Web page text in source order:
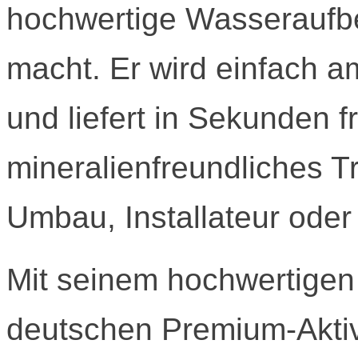
hochwertige
macht. Er wird einfach
und liefert in Sekunden
mineralienfreundliches
Umbau, Installateur
Mit seinem
deutschen Premium-